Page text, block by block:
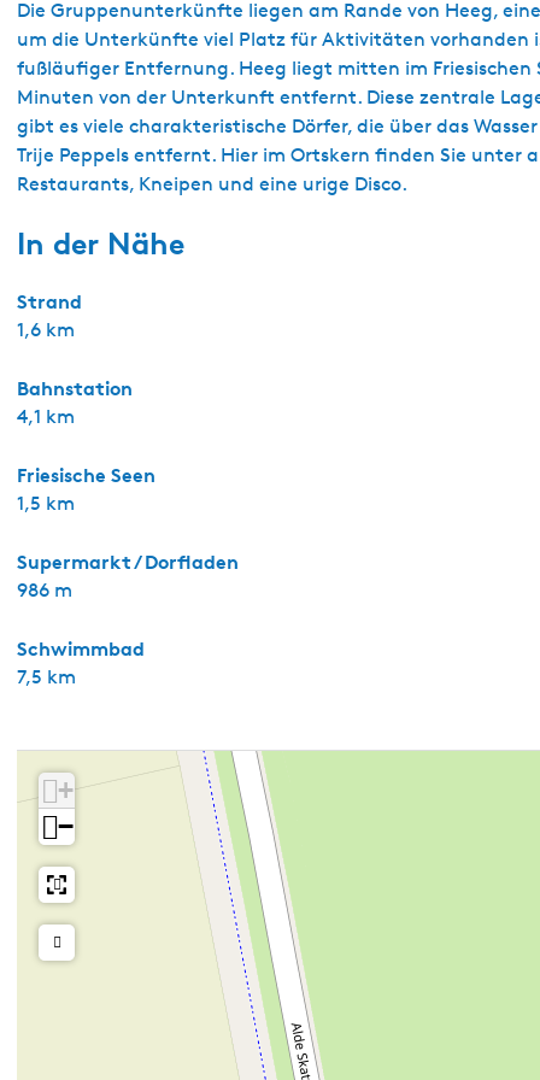
Die Gruppenunterkünfte liegen am Rande von Heeg,
um die Unterkünfte viel Platz für Aktivitäten vorhanden
fußläufiger Entfernung. Heeg liegt mitten im
Minuten von der Unterkunft entfernt. Diese zentrale
gibt es viele charakteristische Dörfer, die über das
Trije Peppels entfernt. Hier im Ortskern finden Sie unter
Restaurants, Kneipen und eine urige Disco.
In der Nähe
Strand
1,6 km
Bahnstation
4,1 km
Friesische Seen
1,5 km
Supermarkt / Dorfladen
986 m
Schwimmbad
7,5 km
+
−